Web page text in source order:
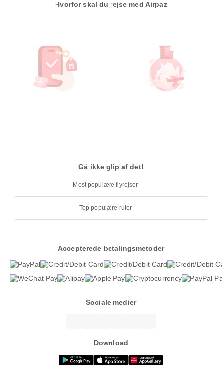
Hvorfor skal du rejse med Airpaz
Gå ikke glip af det!
Mest populære flyrejser
Top populære ruter
Accepterede betalingsmetoder
Sociale medier
Download